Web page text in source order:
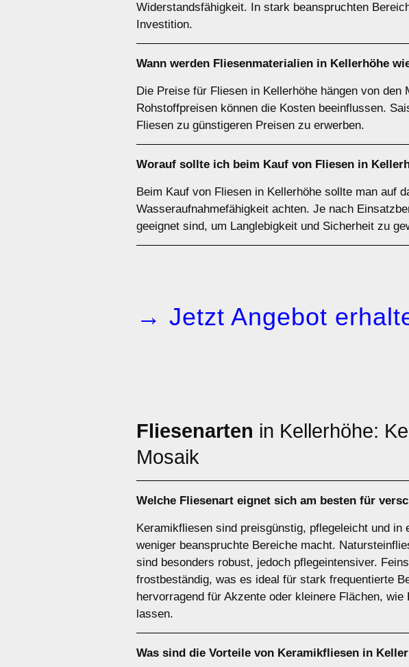
Widerstandsfähigkeit. In stark beanspruchten
Investition.
Wann werden Fliesenmaterialien in Kellerhöhe
Die Preise für Fliesen in Kellerhöhe hängen von
Rohstoffpreisen können die Kosten beeinflussen.
Fliesen zu günstigeren Preisen zu erwerben.
Worauf sollte ich beim Kauf von Fliesen in
Beim Kauf von Fliesen in Kellerhöhe sollte man auf
Wasseraufnahmefähigkeit achten. Je nach
geeignet sind, um Langlebigkeit und Sicherheit zu
→ Jetzt Angebot
Fliesenarten in Kellerhöhe:
Mosaik
Welche Fliesenart eignet sich am besten für
Keramikfliesen sind preisgünstig, pflegeleicht und
weniger beanspruchte Bereiche macht.
sind besonders robust, jedoch pflegeintensiver.
frostbeständig, was es ideal für stark frequentierte
hervorragend für Akzente oder kleinere Flächen,
lassen.
Was sind die Vorteile von Keramikfliesen in